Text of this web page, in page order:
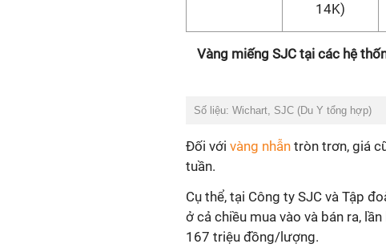
14K)
Vàng miếng SJC tại các hệ
Số liệu: Wichart, SJC (Du Y tổng hợp)
Đối với vàng nhẫn tròn trơn, giá
tuần.
Cụ thể, tại Công ty SJC và Tập
ở cả chiều mua vào và bán ra,
167 triệu đồng/lượng.